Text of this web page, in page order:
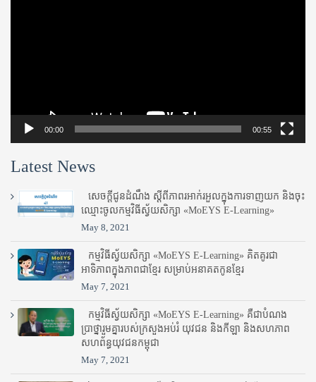
00:00 00:55
Latest News
សេចក្តីជូនដំណឹង ស្តី​ពីភាព​រអាក់រអួល​ក្នុងការ​ទាញ​យក និង​ចុះ​
ឈ្មោះ​ចូល​កម្មវិធី​ស្វ័យសិក្សា «MoEYS E-Learning»
May 8, 2021
កម្មវិធីស្វ័យសិក្សា «MoEYS E-Learning» គិតគូរជា
អាទិភាពក្នុងភាពជាខ្មែរ សម្រាប់អនាគតកូនខ្មែរ
May 7, 2021
កម្មវិធីស្វ័យសិក្សា «MoEYS E-Learning» គឺជាបំណង
ប្រាថ្នារួមគ្នារបស់ក្រសួងអប់រំ​ យុវជន និងកីឡា និងសហភាព
សហព័ន្ធយុវជនកម្ពុជា
May 7, 2021